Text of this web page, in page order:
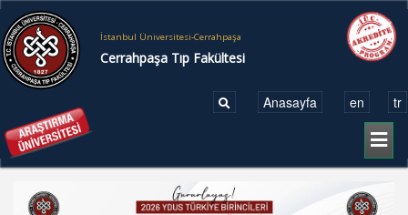
İstanbul Üniversitesi-Cerrahpaşa
Cerrahpaşa Tıp Fakültesi
Anasayfa en tr
Toggle